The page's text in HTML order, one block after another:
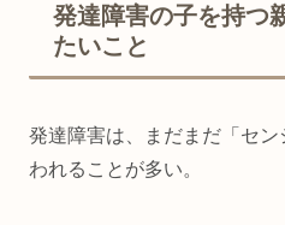
発達障害の子を持つ
たいこと
発達障害は、まだまだ「セ
われることが多い。